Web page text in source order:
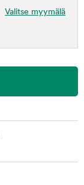
Valitse myymälä